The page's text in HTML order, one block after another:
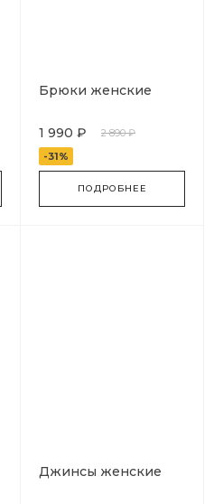
Брюки женские
1 990 ₽
2 890 ₽
-31%
ПОДРОБНЕЕ
Джинсы женские